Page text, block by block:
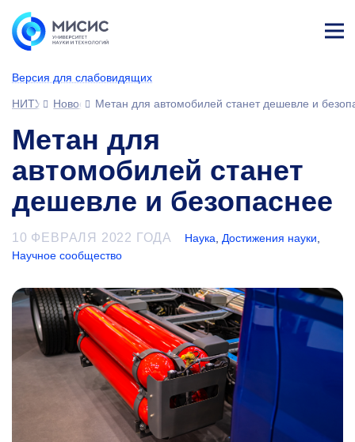
Версия для слабовидящих
ине
НИТУ МИСИС
НовостиМетан для автомобилей станет дешевле и
Метан для
автомобилей станет
дешевле и безопаснее
10 ФЕВРАЛЯ 2022 ГОДА Наука Достижения науки
Научное сообщество